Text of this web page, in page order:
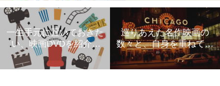
一生手元に置いておきた
い、映画DVDを紹介❣
【邦画 洋画問わず】
巡りあえた名作映画の
数々と、自身を重ねて楽
しむ映画三昧生活!